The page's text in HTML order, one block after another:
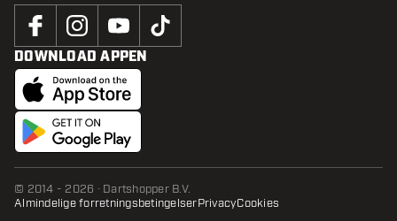
DOWNLOAD APPEN
© 2014 - 2026 · Dartshopper B.V.
Almindelige forretningsbetingelserPrivacyCookies